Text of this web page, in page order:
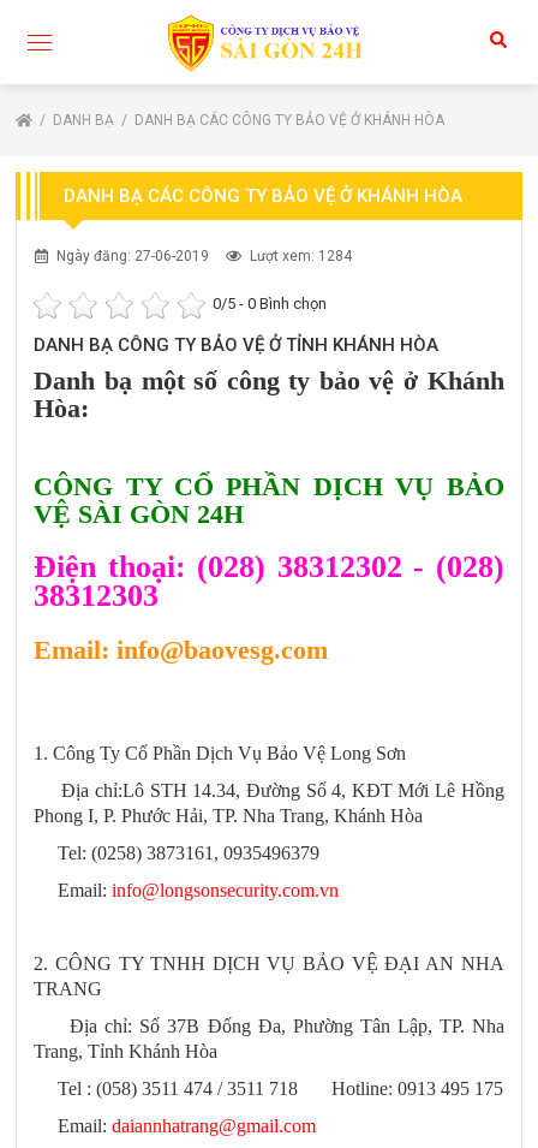
DANH BẠ DANH BẠ CÁC CÔNG TY BẢO VỆ Ở KHÁNH HÒA
DANH BẠ CÁC CÔNG TY BẢO VỆ Ở KHÁNH HÒA
Ngày đăng: 27-06-2019 Lượt xem: 1284
0/5 -0 Bình chọn
DANH BẠ CÔNG TY BẢO VỆ Ở TỈNH KHÁNH HÒA
Danh bạ một số công ty bảo vệ ở Khánh
Hòa:
CÔNG TY CỔ PHẦN DỊCH VỤ BẢO
VỆ SÀI GÒN 24H
Điện thoại: (028) 38312302 - (028)
38312303
Email: info@baovesg.com
1. Công Ty Cổ Phần Dịch Vụ Bảo Vệ Long Sơn
Địa chỉ:Lô STH 14.34, Đường Số 4, KĐT Mới Lê Hồng
Phong I, P. Phước Hải, TP. Nha Trang, Khánh Hòa
Tel: (0258) 3873161, 0935496379
Email:info@longsonsecurity.com.vn
2. CÔNG TY TNHH DỊCH VỤ BẢO VỆ ĐẠI AN NHA
TRANG
Địa chỉ: Số 37B Đống Đa, Phường Tân Lập, TP. Nha
Trang, Tỉnh Khánh Hòa
Tel : (058) 3511 474 / 3511 718 Hotline: 0913 495 175
Email:daiannhatrang@gmail.com